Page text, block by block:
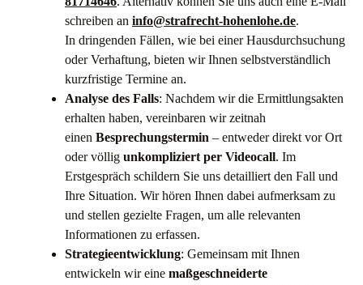
schreiben an info@strafrecht-hohenlohe.de.
In dringenden Fällen, wie bei einer Hausdurchsuchung
oder Verhaftung, bieten wir Ihnen selbstverständlich
kurzfristige Termine an.
Analyse des Falls: Nachdem wir die Ermittlungsakten
erhalten haben, vereinbaren wir zeitnah
einen Besprechungstermin – entweder direkt vor Ort
oder völlig unkompliziert per Videocall. Im
Erstgespräch schildern Sie uns detailliert den Fall und
Ihre Situation. Wir hören Ihnen dabei aufmerksam zu
und stellen gezielte Fragen, um alle relevanten
Informationen zu erfassen.
Strategieentwicklung: Gemeinsam mit Ihnen
entwickeln wir eine maßgeschneiderte